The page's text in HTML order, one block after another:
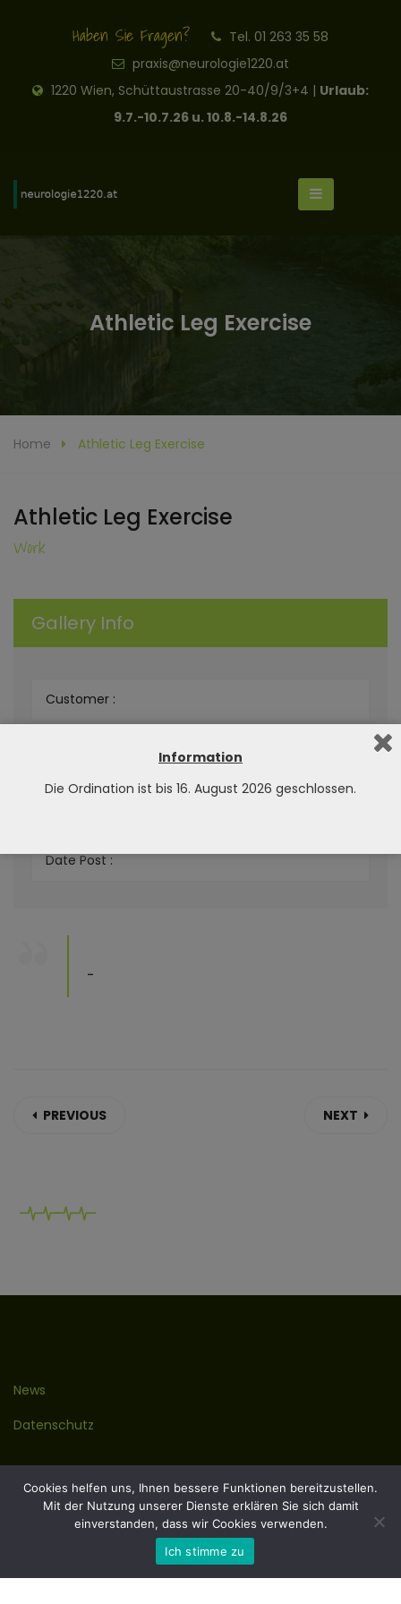
Haben Sie Fragen?
Tel. 01 263 35 58
praxis@neurologie1220.at
1220 Wien, Schüttaustrasse 20-40/9/3+4 | Urlaub:
9.7.-10.7.26 u. 10.8.-14.8.26
Athletic Leg Exercise
Home Athletic Leg Exercise
Athletic Leg Exercise
Work
Gallery Info
Customer :
Category :
Date Post :
-
PREVIOUS NEXT
News
Datenschutz
Kontakt
Impressum
Information
Die Ordination ist bis 16. August 2026 geschlossen.
Cookies helfen uns, Ihnen bessere Funktionen bereitzustellen.
Mit der Nutzung unserer Dienste erklären Sie sich damit
einverstanden, dass wir Cookies verwenden.
Ich stimme zu